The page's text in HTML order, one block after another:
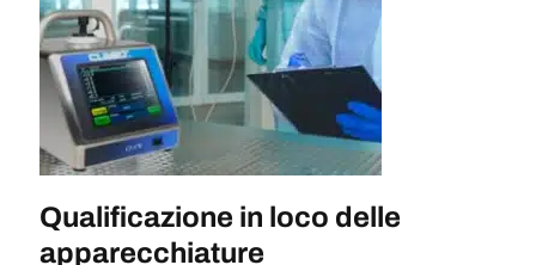
Qualificazione in loco delle
apparecchiature